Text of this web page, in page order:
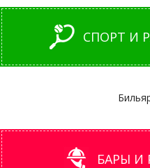
СПОРТ И
БАРЫ И